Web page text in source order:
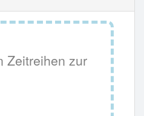
Zeitreihen zur